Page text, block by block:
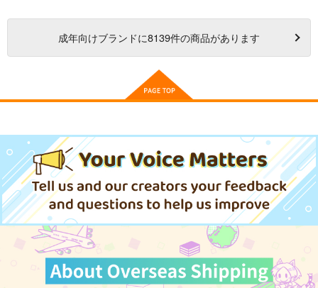
成年向けブランドに8139件の商品があります